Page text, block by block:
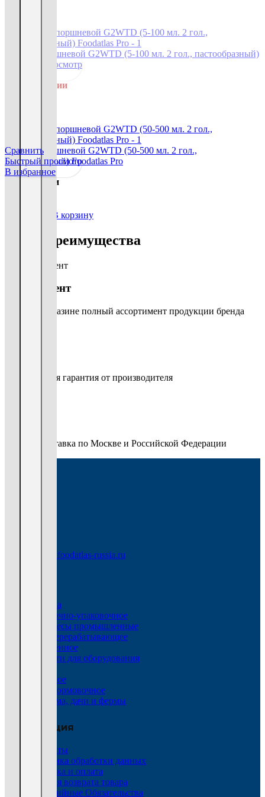
Быстрый просмотр
Дозатор поршневой G2WTD (5-100 мл. 2 гол., пастообразный)
Нет в наличии
Сравнить
Быстрый просмотр
В избранное
Дозатор поршневой G2WTD (50-500 мл. 2 гол.,
пастообразный) Foodatlas Pro
В наличии
В корзину
Наши преимущества
Ассортимент
В нашем магазине полный ассортимент продукции бренда
Официальная гарантия от производителя
Быстрая доставка по Москве и Российской Федерации
info@foodatlas-russia.ru
HoReCa
Фасовочно-упаковочное
Тестомесы промышленные
Мясоперерабатывающее
Пельменное
Запчасти для оборудования
Тепловое
Тестоформовочное
Для дома, дачи и фермы
Информация
Контакты
Политика обработки данных
Доставка и оплата
Условия возврата товара
Гарантийные Обязательства